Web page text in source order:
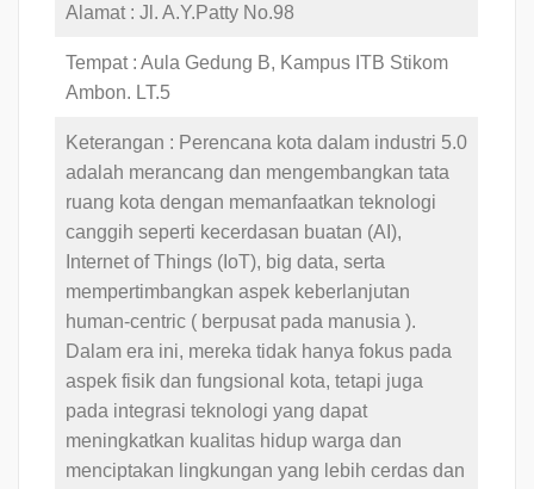
Alamat : Jl. A.Y.Patty No.98
Tempat : Aula Gedung B, Kampus ITB Stikom
Ambon. LT.5
Keterangan : Perencana kota dalam industri 5.0
adalah merancang dan mengembangkan tata
ruang kota dengan memanfaatkan teknologi
canggih seperti kecerdasan buatan (AI),
Internet of Things (IoT), big data, serta
mempertimbangkan aspek keberlanjutan
human-centric ( berpusat pada manusia ).
Dalam era ini, mereka tidak hanya fokus pada
aspek fisik dan fungsional kota, tetapi juga
pada integrasi teknologi yang dapat
meningkatkan kualitas hidup warga dan
menciptakan lingkungan yang lebih cerdas dan